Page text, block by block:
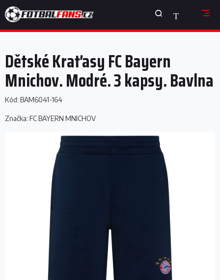
na
obsah
NÁKUPNÍ
KOŠÍK
Dětské Kraťasy FC Bayern
Mnichov. Modré. 3 kapsy. Bavlna
Kód: BAM6041-164
Značka: FC BAYERN MNICHOV